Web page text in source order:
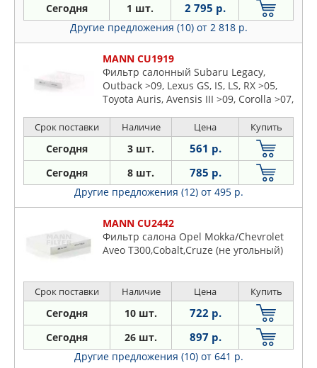
Сегодня 1 шт. 2 795 р.
Другие предложения (10) от 2 818 р.
MANN CU1919
Фильтр салонный Subaru Legacy,
Outback >09, Lexus GS, IS, LS, RX >05,
Toyota Auris, Avensis III >09, Corolla >07,
Срок поставки Наличие Цена Купить
Сегодня 3 шт. 561 р.
Сегодня 8 шт. 785 р.
Другие предложения (12) от 495 р.
MANN CU2442
Фильтр салона Opel Mokka/Chevrolet
Aveo T300,Cobalt,Cruze (не угольный)
Срок поставки Наличие Цена Купить
Сегодня 10 шт. 722 р.
Сегодня 26 шт. 897 р.
Другие предложения (10) от 641 р.